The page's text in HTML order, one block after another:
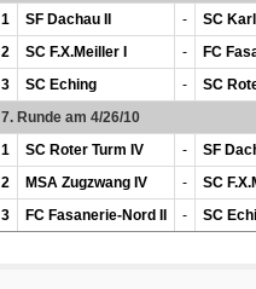
1
SF Dachau II -
SC
2
SC F.X.Meiller I -
FC
3
SC Eching -
SC
7. Runde am 4/26/10
1
SC Roter Turm IV -
SF
2
MSA Zugzwang IV -
SC
3
FC Fasanerie-Nord II - SC